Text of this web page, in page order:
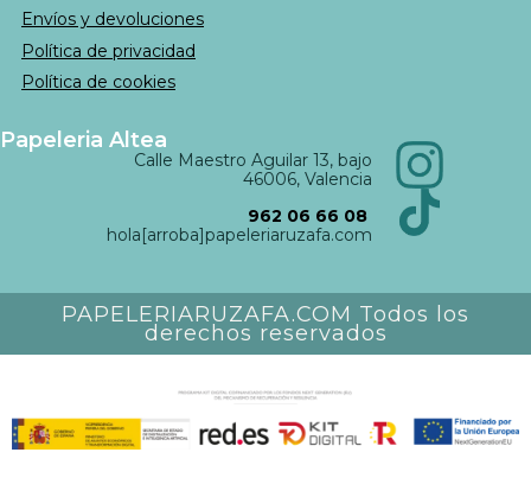
Envíos y devoluciones
Política de privacidad
Política de cookies
Papeleria Altea
Calle Maestro Aguilar 13, bajo
46006, Valencia
962 06 66 08
hola[arroba]papeleriaruzafa.com
PAPELERIARUZAFA.COM Todos los
derechos reservados